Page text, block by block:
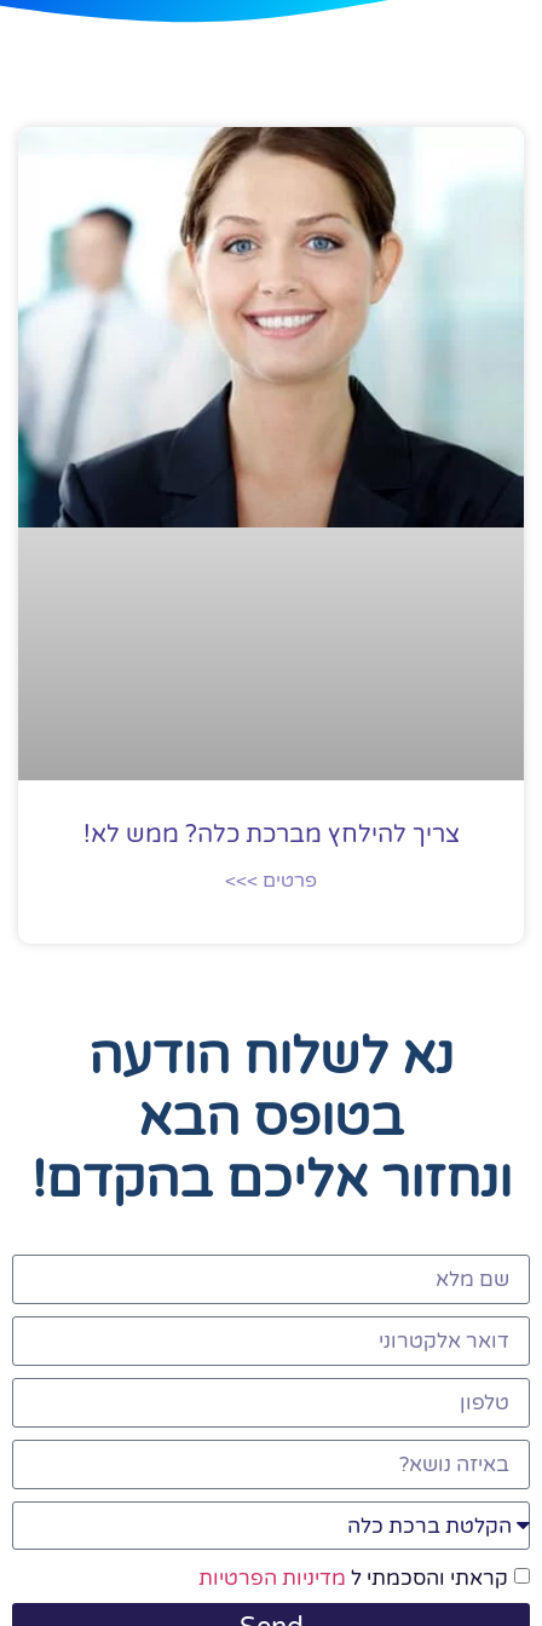
צריך להילחץ מברכת כלה? ממש לא!
פרטים >>>
נא לשלוח הודעה
בטופס הבא
ונחזור אליכם בהקדם!
קראתי והסכמתי ל מדיניות הפרטיות